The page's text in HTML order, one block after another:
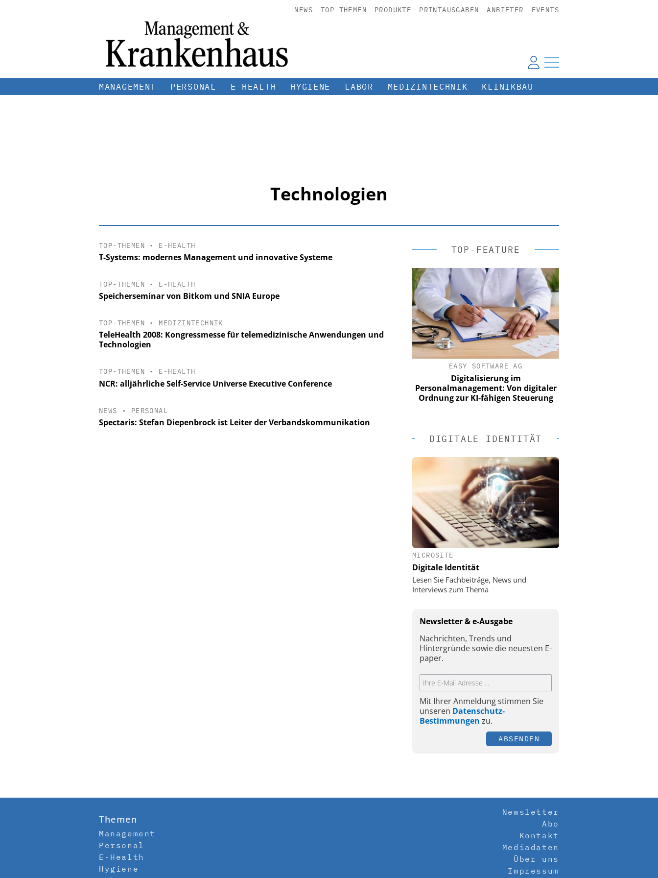
NEWS TOP-THEMEN PRODUKTE PRINTAUSGABEN ANBIETER EVENTS
MANAGEMENT PERSONAL E-HEALTH HYGIENE LABOR MEDIZINTECHNIK KLINIKBAU
Technologien
TOP-THEMEN • E-HEALTH
T-Systems: modernes Management und innovative Systeme
TOP-THEMEN • E-HEALTH
Speicherseminar von Bitkom und SNIA Europe
TOP-THEMEN • MEDIZINTECHNIK
TeleHealth 2008: Kongressmesse für telemedizinische Anwendungen und
Technologien
TOP-THEMEN • E-HEALTH
NCR: alljährliche Self-Service Universe Executive Conference
NEWS • PERSONAL
Spectaris: Stefan Diepenbrock ist Leiter der Verbandskommunikation
TOP-FEATURE
Digitalisierung im
Personalmanagement: Von digitaler
Digitalisierung im
Personalmanagement: Von digitaler
EASY SOFTWARE AG
Digitalisierung im
Personalmanagement: Von digitaler
Ordnung zur KI-fähigen Steuerung
DIGITALE IDENTITÄT
MICROSITE
Digitale Identität
Lesen Sie Fachbeiträge, News und
Interviews zum Thema
Newsletter & e-Ausgabe
Nachrichten, Trends und
Hintergründe sowie die neuesten E-
paper.
Mit Ihrer Anmeldung stimmen Sie
unseren Datenschutz-
Bestimmungen zu.
ABSENDEN
Themen
Management
Personal
E-Health
Hygiene
Newsletter
Abo
Kontakt
Mediadaten
Über uns
Impressum